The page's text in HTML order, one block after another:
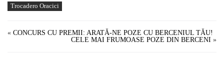
Trocadero Oracici
« CONCURS CU PREMII: ARATĂ-NE POZE CU BERCENIUL TĂU!
CELE MAI FRUMOASE POZE DIN BERCENI »